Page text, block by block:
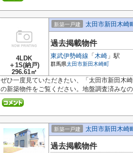
4LDK
＋1S(納戸)
296.61㎡
新築一戸建 太田市新田木
過去掲載物件
東武伊勢崎線 「 木崎 」駅
群馬県太田市新田木崎町
ぜひ一度見ていただきたい、「太田市新田木
の新築物件をご覧ください。地盤調査済みな
新築一戸建 太田市新田木
過去掲載物件